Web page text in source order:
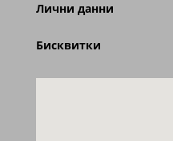
Лични данни
Бисквитки